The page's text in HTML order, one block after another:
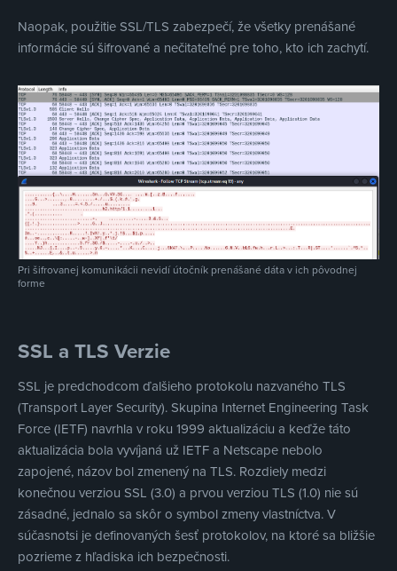
Naopak, použitie SSL/TLS zabezpečí, že všetky prenášané
informácie sú šifrované a nečitateľné pre toho, kto ich zachytí.
Pri šifrovanej komunikácii nevidí útočník prenášané dáta v ich pôvodnej
forme
SSL a TLS Verzie
SSL je predchodcom ďalšieho protokolu nazvaného TLS
(Transport Layer Security). Skupina Internet Engineering Task
Force (IETF) navrhla v roku 1999 aktualizáciu a keďže táto
aktualizácia bola vyvíjaná už IETF a Netscape nebolo
zapojené, názov bol zmenený na TLS. Rozdiely medzi
konečnou verziou SSL (3.0) a prvou verziou TLS (1.0) nie sú
zásadné, jednalo sa skôr o symbol zmeny vlastníctva. V
súčasnotsi je definovaných šesť protokolov, na ktoré sa bližšie
pozrieme z hľadiska ich bezpečnosti.